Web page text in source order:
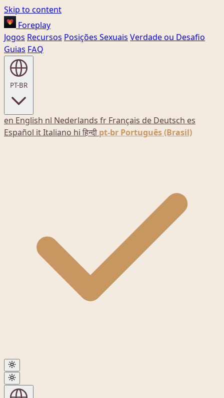
Skip to content
Foreplay
Jogos Recursos Posições Sexuais Verdade ou Desafio
Guias FAQ
PT-BR
en English nl Nederlands fr Français de Deutsch es
Español itItaliano hi हिन्दी pt-br Português (Brasil)